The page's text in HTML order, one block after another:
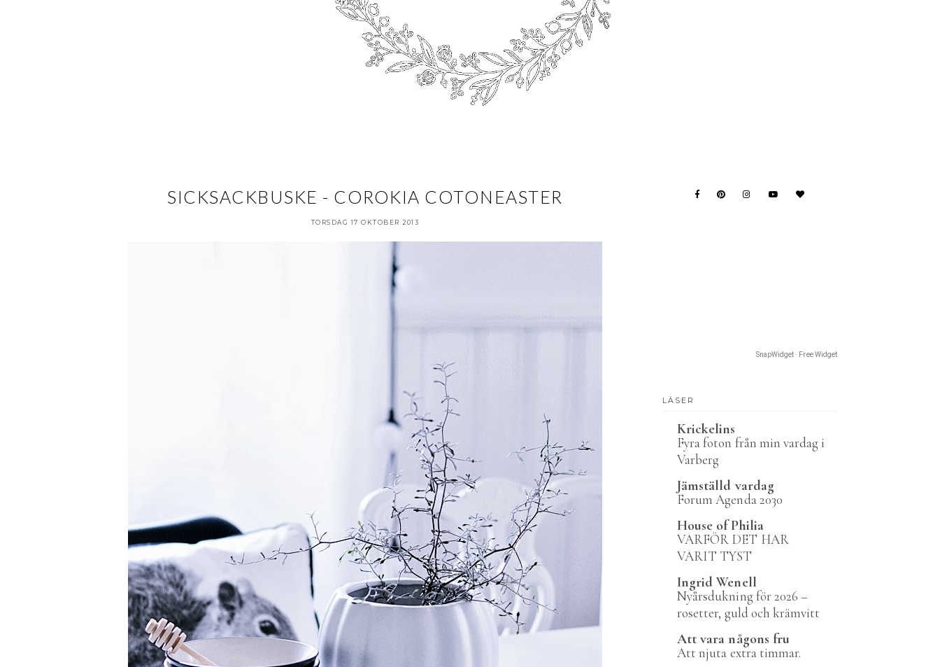
SICKSACKBUSKE - COROKIA COTONEASTER
TORSDAG 17 OKTOBER 2013
SnapWidget · Free Widget
LÄSER
Krickelins
Fyra foton från min vardag i
Varberg
Jämställd vardag
Forum Agenda 2030
House of Philia
VARFÖR DET HAR
VARIT TYST
Ingrid Wenell
Nyårsdukning för 2026 –
rosetter, guld och krämvitt
Att vara någons fru
Att njuta extra timmar.